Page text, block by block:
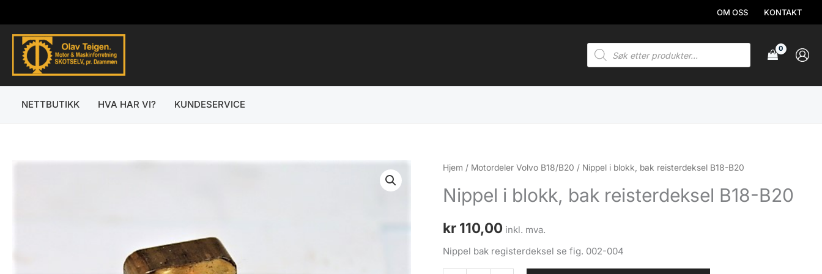
rett
innholdet
OM OSS KONTAKT
Products
search
NETTBUTIKK HVA HAR VI? KUNDESERVICE
Hjem / Motordeler Volvo B18/B20 / Nippel i blokk, bak reisterdeksel B18-B20
Nippel i blokk, bak reisterdeksel B18-B20
kr 110,00 inkl. mva.
Nippel bak registerdeksel se fig. 002-004